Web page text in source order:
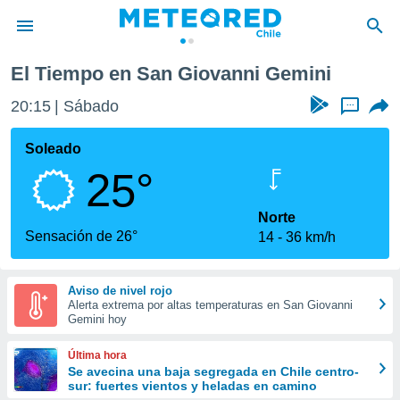
de
por
que se
calidad.
a este
las
y
forma
digital
basada
El Tiempo en San Giovanni Gemini
20:15 Sábado ...
Soleado
25°
Sensación de 26°
Norte
14
36 km/h
Aviso de nivel rojo
Alerta extrema por altas temperaturas en San Giovanni
Gemini hoy
Última hora
Se avecina una baja segregada en Chile centro-
sur: fuertes vientos y heladas en camino